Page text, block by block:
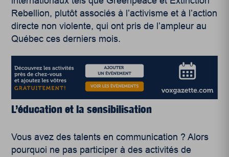
Rebellion, plutôt associés à l’activisme et à l’action
directe non violente, qui ont pris de l’ampleur au
Québec ces derniers mois.
L’éducation et la sensibilisation
Vous avez des talents en communication ? Alors
pourquoi ne pas participer à des activités de